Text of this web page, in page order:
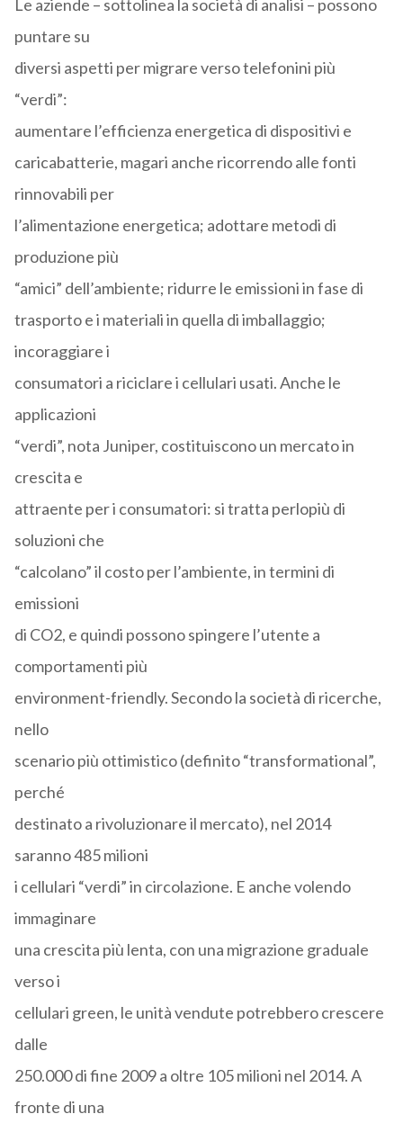
Le aziende – sottolinea la società di analisi – possono
puntare su
diversi aspetti per migrare verso telefonini più
“verdi”:
aumentare l’efficienza energetica di dispositivi e
caricabatterie, magari anche ricorrendo alle fonti
rinnovabili per
l’alimentazione energetica; adottare metodi di
produzione più
“amici” dell’ambiente; ridurre le emissioni in fase di
trasporto e i materiali in quella di imballaggio;
incoraggiare i
consumatori a riciclare i cellulari usati. Anche le
applicazioni
“verdi”, nota Juniper, costituiscono un mercato in
crescita e
attraente per i consumatori: si tratta perlopiù di
soluzioni che
“calcolano” il costo per l’ambiente, in termini di
emissioni
di CO2, e quindi possono spingere l’utente a
comportamenti più
environment-friendly. Secondo la società di ricerche,
nello
scenario più ottimistico (definito “transformational”,
perché
destinato a rivoluzionare il mercato), nel 2014
saranno 485 milioni
i cellulari “verdi” in circolazione. E anche volendo
immaginare
una crescita più lenta, con una migrazione graduale
verso i
cellulari green, le unità vendute potrebbero crescere
dalle
250.000 di fine 2009 a oltre 105 milioni nel 2014. A
fronte di una